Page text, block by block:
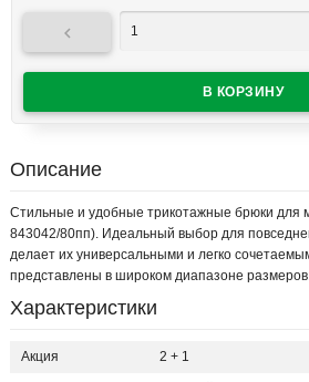

Описание
Стильные и удобные трикотажные брюки для
843042/80пп). Идеальный выбор для
делает их универсальными и легко
представлены в широком диапазоне
Характеристики
Акция 2 + 1